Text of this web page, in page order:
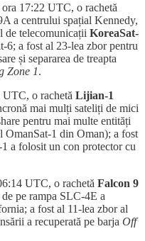
17:22 UTC, o rachetă
a centrului spațial Kennedy,
de telecomunicații KoreaSat-
6; a fost al 23-lea zbor pentru
și separarea de treapta
Zone 1.
o rachetă Lijian-1
mai mulți sateliți de mici
pentru mai multe entități
OmanSat-1 din Oman); a fost
a folosit un con protector cu
UTC, o rachetă Falcon 9
pe rampa SLC-4E a
a fost al 11-lea zbor al
a recuperată pe barja Off